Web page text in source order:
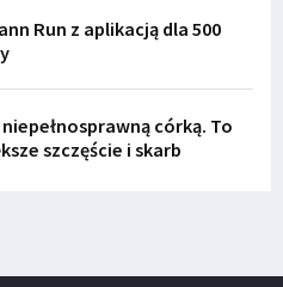
Run z aplikacją dla 500
córką. To
szczęście i skarb